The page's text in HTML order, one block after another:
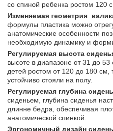
со спиной ребенка ростом 120
Изменяемая геометрия
формулы пластика можно
анатомические особенности
необходимую динамику и
Регулируемая высота
высоте в диапазоне от 31 до 53
детей ростом от 120 до 180 см,
устойчиво стояли на полу.
Регулируемая глубина
сиденьем, глубина сиденья
длинне бедра, обеспечивая
анатомической спинкой.
Эргономичный дизайн